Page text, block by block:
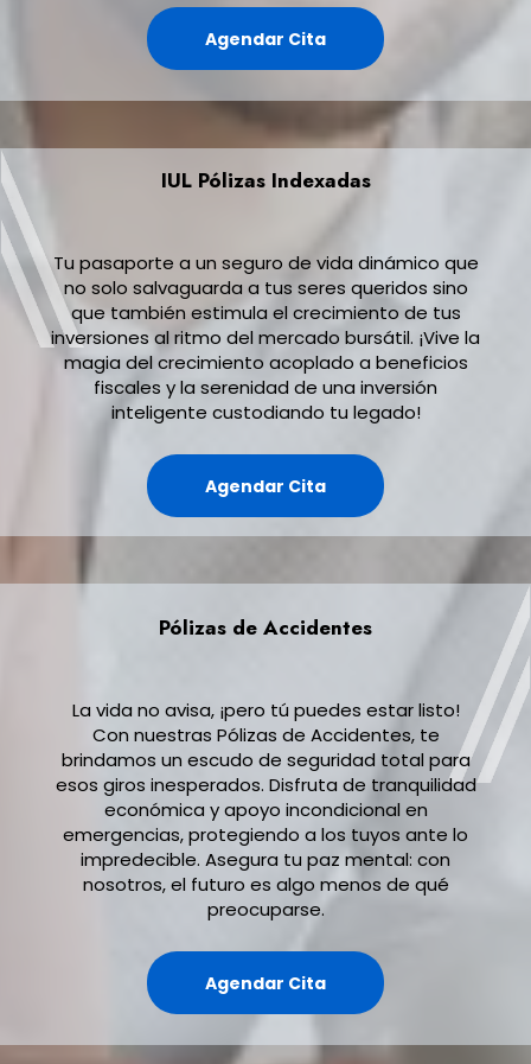
Agendar Cita
IUL Pólizas Indexadas
Tu pasaporte a un seguro de vida dinámico que
no solo salvaguarda a tus seres queridos sino
que también estimula el crecimiento de tus
inversiones al ritmo del mercado bursátil. ¡Vive la
magia del crecimiento acoplado a beneficios
fiscales y la serenidad de una inversión
inteligente custodiando tu legado!
Agendar Cita
Pólizas de Accidentes
La vida no avisa, ¡pero tú puedes estar listo!
Con nuestras Pólizas de Accidentes, te
brindamos un escudo de seguridad total para
esos giros inesperados. Disfruta de tranquilidad
económica y apoyo incondicional en
emergencias, protegiendo a los tuyos ante lo
impredecible. Asegura tu paz mental: con
nosotros, el futuro es algo menos de qué
preocuparse.
Agendar Cita